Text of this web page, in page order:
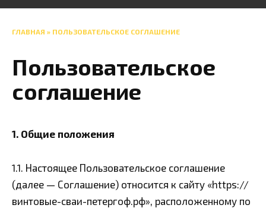
ГЛАВНАЯ » ПОЛЬЗОВАТЕЛЬСКОЕ СОГЛАШЕНИЕ
Пользовательское
соглашение
1. Общие положения
1.1. Настоящее Пользовательское соглашение
(далее — Соглашение) относится к сайту «https://
винтовые-сваи-петергоф.рф», расположенному по